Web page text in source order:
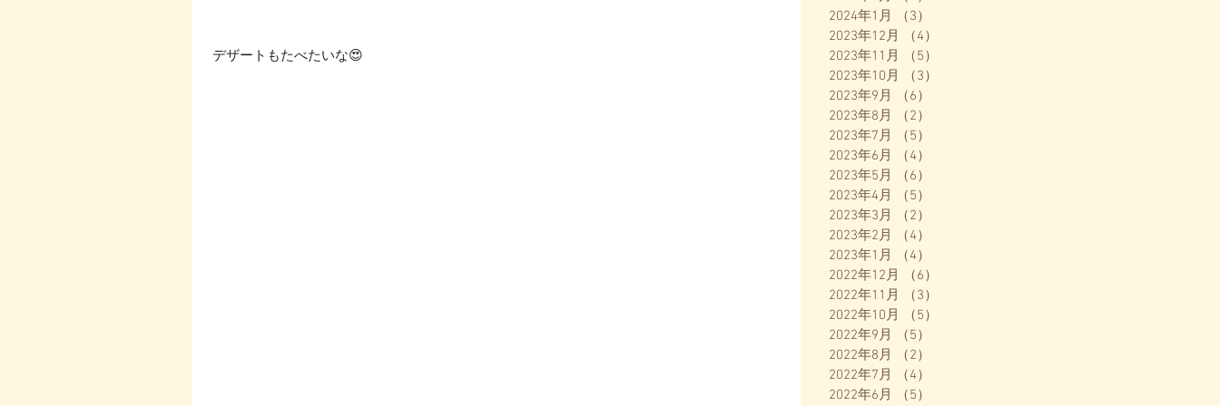
デザートもたべたいな😍
2024年1月
（3）
2023年12月
（4）
2023年11月
（5）
2023年10月
（3）
2023年9月
（6）
2023年8月
（2）
2023年7月
（5）
2023年6月
（4）
2023年5月
（6）
2023年4月
（5）
2023年3月
（2）
2023年2月
（4）
2023年1月
（4）
2022年12月
（6）
2022年11月
（3）
2022年10月
（5）
2022年9月
（5）
2022年8月
（2）
2022年7月
（4）
2022年6月
（5）